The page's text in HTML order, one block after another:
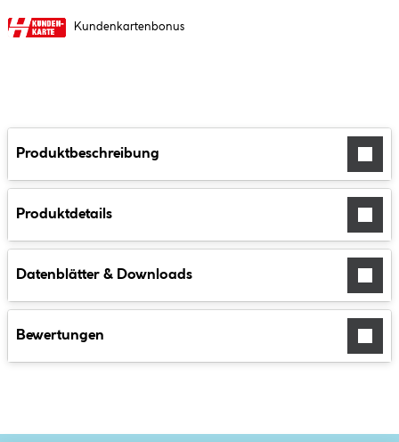
Kundenkartenbonus
Produktbeschreibung
Produktdetails
Datenblätter & Downloads
Bewertungen